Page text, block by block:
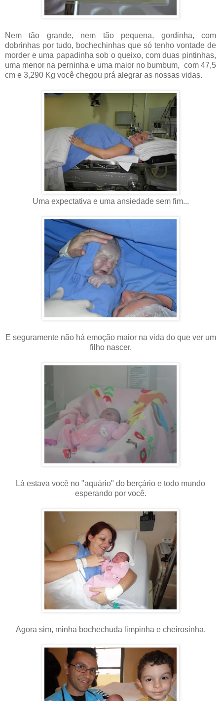
Nem tão grande, nem tão pequena, gordinha, com
dobrinhas por tudo, bochechinhas que só tenho vontade de
morder e uma papadinha sob o queixo, com duas pintinhas,
uma menor na perninha e uma maior no bumbum, com 47,5
cm e 3,290 Kg você chegou prá alegrar as nossas vidas.
Uma expectativa e uma ansiedade sem fim...
E seguramente não há emoção maior na vida do que ver um
filho nascer.
Lá estava você no "aquário" do berçário e todo mundo
esperando por você.
Agora sim, minha bochechuda limpinha e cheirosinha.